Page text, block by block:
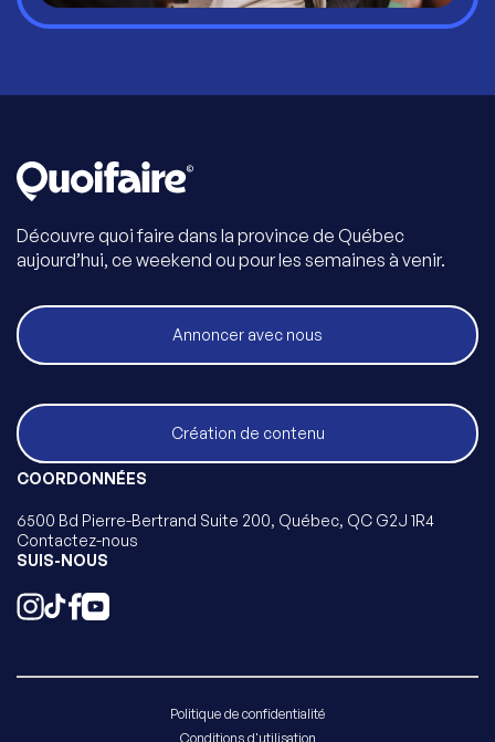
Découvre quoi faire dans la province de Québec
aujourd’hui, ce weekend ou pour les semaines à venir.
Annoncer avec nous
Création de contenu
COORDONNÉES
6500 Bd Pierre-Bertrand Suite 200, Québec, QC G2J 1R4
Contactez-nous
SUIS-NOUS
Politique de confidentialité
Conditions d'utilisation